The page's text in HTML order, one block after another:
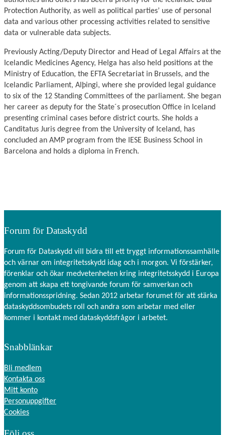
Protection Authority, as well as political parties’ use of personal
data and various other processing activities related to sensitive
data or vulnerable data subjects.
Previously Acting/Deputy Director and Head of Legal Affairs at the
Icelandic Medicines Agency, Helga has also held positions at the
Ministry of Education, the EFTA Secretariat in Brussels, and the
Icelandic Parliament, Alþingi, where she provided legal guidance
to six of the 12 Standing Committees of the parliament. She began
her career as deputy for the State´s prosecution Office in Iceland
presenting criminal cases before district courts. She holds a
Canditatus Juris degree from the University of Iceland, has
concluded an AMP program from the IESE Business School in
Barcelona and holds a diploma in French.
Forum för Dataskydd
Forum för Dataskydd vill bidra till ett tryggt informationssamhälle
och värnar om integritetsskydd idag och i morgon. Vi förstärker,
förenklar och ökar medvetenheten kring integritetsskydd i Europa
genom att skapa ett tongivande forum för samverkan och
informationsspridning. Sedan 2012 arbetar forumet för att stärka
dataskyddsombudets roll och andra som arbetar med eller
kommer i kontakt med dataskyddsfrågor i arbetet.
Snabblänkar
Bli medlem
Kontakta oss
Mitt konto
Personuppgifter
Cookies